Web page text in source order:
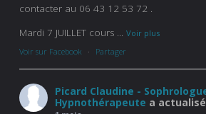
contacter au 06 43 12 53 72 .
Mardi 7 JUILLET cours ... Voir plus
Voir sur Facebook · Partager
Picard Claudine -
Hypnothérapeute a